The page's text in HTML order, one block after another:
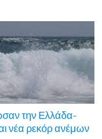
την Ελλάδα-
νέα ρεκόρ ανέμων